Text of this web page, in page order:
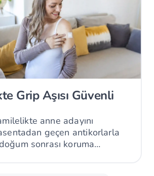
Grip Aşısı Güvenli
anne adayını
geçen antikorlarla
sonrası koruma